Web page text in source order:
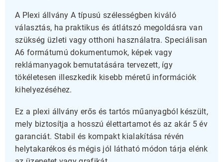
A Plexi állvány A típusú szélességben kiváló
választás, ha praktikus és átlátszó megoldásra van
szükség üzleti vagy otthoni használatra. Speciálisan
A6 formátumú dokumentumok, képek vagy
reklámanyagok bemutatására tervezett, így
tökéletesen illeszkedik kisebb méretű információk
kihelyezéséhez.
Ez a plexi állvány erős és tartós műanyagból készült,
mely biztosítja a hosszú élettartamot és az akár 5 év
garanciát. Stabil és kompakt kialakítása révén
helytakarékos és mégis jól látható módon tárja elénk